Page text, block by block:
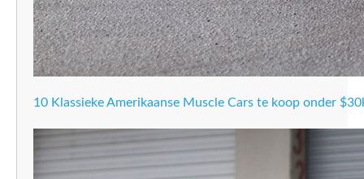
10 Klassieke Amerikaanse Muscle Cars te koop onder